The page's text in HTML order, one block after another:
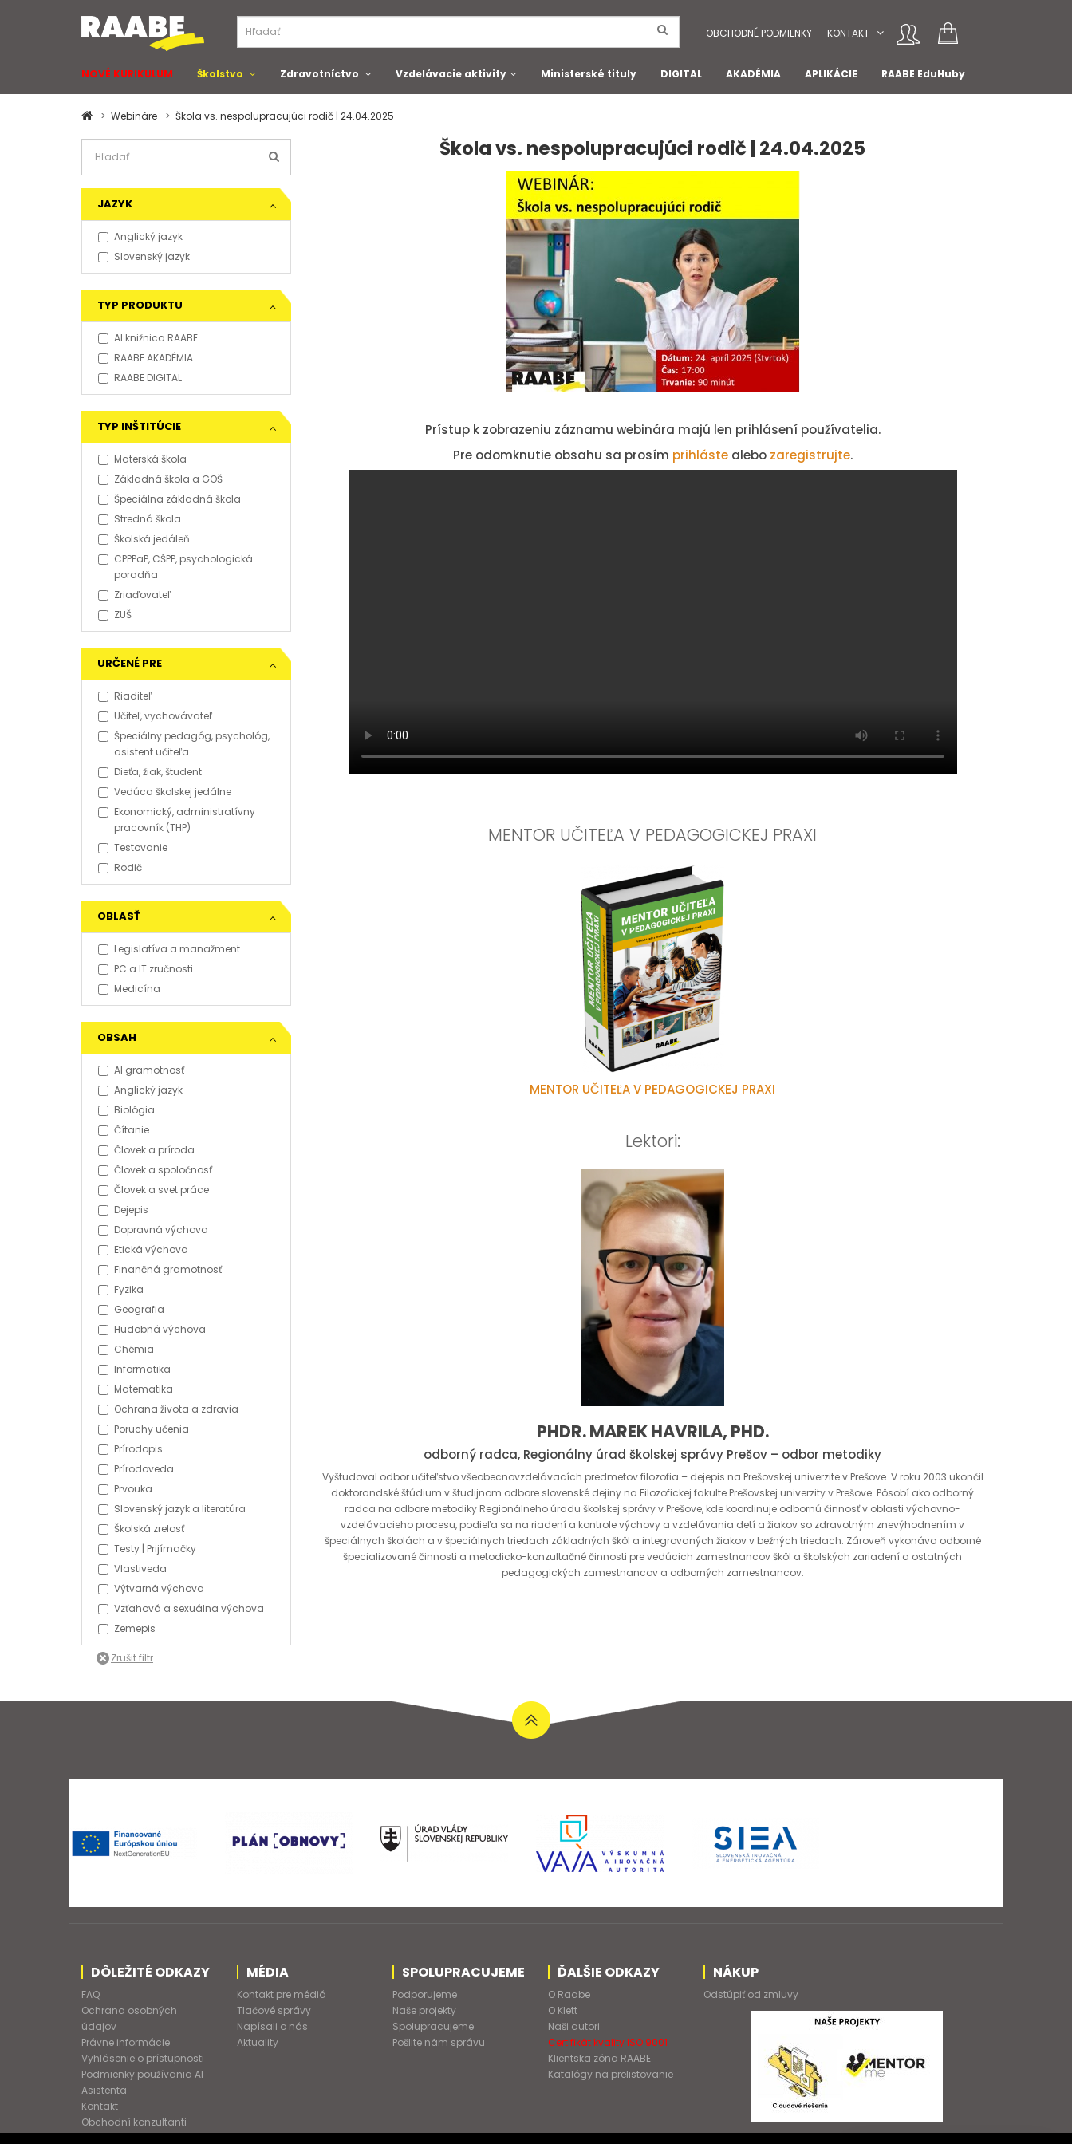
OBCHODNÉ PODMIENKY KONTAKT
NOVÉ KURIKULUM Školstvo Zdravotníctvo Vzdelávacie aktivity Ministerské tituly DIGITAL AKADÉMIA APLIKÁCIE RAABE EduHuby
Webináre Škola vs. nespolupracujúci rodič | 24.04.2025
JAZYK
Anglický jazyk
Slovenský jazyk
TYP PRODUKTU
AI knižnica RAABE
RAABE AKADÉMIA
RAABE DIGITAL
TYP INŠTITÚCIE
Materská škola
Základná škola a GOŠ
Špeciálna základná škola
Stredná škola
Školská jedáleň
CPPPaP, CŠPP, psychologická
poradňa
Zriaďovateľ
ZUŠ
URČENÉ PRE
Riaditeľ
Učiteľ, vychovávateľ
Špeciálny pedagóg, psychológ,
asistent učiteľa
Dieťa, žiak, študent
Vedúca školskej jedálne
Ekonomický, administratívny
pracovník (THP)
Testovanie
Rodič
OBLASŤ
Legislatíva a manažment
PC a IT zručnosti
Medicína
OBSAH
AI gramotnosť
Anglický jazyk
Biológia
Čítanie
Človek a príroda
Človek a spoločnosť
Človek a svet práce
Dejepis
Dopravná výchova
Etická výchova
Finančná gramotnosť
Fyzika
Geografia
Hudobná výchova
Chémia
Informatika
Matematika
Ochrana života a zdravia
Poruchy učenia
Prírodopis
Prírodoveda
Prvouka
Slovenský jazyk a literatúra
Školská zrelosť
Testy | Prijímačky
Vlastiveda
Výtvarná výchova
Vzťahová a sexuálna výchova
Zemepis
Škola vs. nespolupracujúci rodič | 24.04.2025
Prístup k zobrazeniu záznamu webinára majú len prihlásení používatelia.
Pre odomknutie obsahu sa prosím prihlástealebo zaregistrujte.
MENTOR UČITEĽA V PEDAGOGICKEJ PRAXI
MENTOR UČITEĽA V PEDAGOGICKEJ PRAXI
Lektori:
PHDR. MAREK HAVRILA, PHD.
odborný radca, Regionálny úrad školskej správy Prešov – odbor metodiky
Vyštudoval odbor učiteľstvo všeobecnovzdelávacích predmetov filozofia – dejepis na Prešovskej univerzite v Prešove. V roku 2003 ukončil
doktorandské štúdium v študijnom odbore slovenské dejiny na Filozofickej fakulte Prešovskej univerzity v Prešove. Pôsobí ako odborný
radca na odbore metodiky Regionálneho úradu školskej správy v Prešove, kde koordinuje odbornú činnosť v oblasti výchovno-
vzdelávacieho procesu, podieľa sa na riadení a kontrole výchovy a vzdelávania detí a žiakov so zdravotným znevýhodnením v
špeciálnych školách a v špeciálnych triedach základných škôl a integrovaných žiakov v bežných triedach. Zároveň vykonáva odborné
špecializované činnosti a metodicko-konzultačné činnosti pre vedúcich zamestnancov škôl a školských zariadení a ostatných
pedagogických zamestnancov a odborných zamestnancov.
DÔLEŽITÉ ODKAZY
FAQ
Ochrana osobných
údajov
Právne informácie
Vyhlásenie o prístupnosti
Podmienky používania AI
Asistenta
Kontakt
Obchodní konzultanti
MÉDIA
Kontakt pre médiá
Tlačové správy
Napísali o nás
Aktuality
SPOLUPRACUJEME
Podporujeme
Naše projekty
Spolupracujeme
Pošlite nám správu
ĎALŠIE ODKAZY
O Raabe
O Klett
Naši autori
Certifikát kvality ISO 9001
Klientska zóna RAABE
Katalógy na prelistovanie
NÁKUP
Odstúpiť od zmluvy